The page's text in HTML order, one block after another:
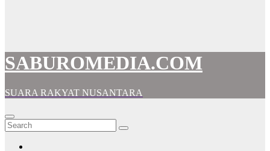
SABUROMEDIA.COM
SUARA RAKYAT NUSANTARA